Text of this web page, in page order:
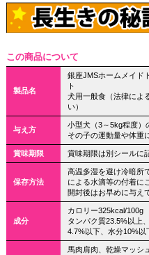
この商品について
製品名
銀座JMSホームメイド
ト
犬用一般食（法律によ
い）
与え方
小型犬（3～5kg程度）
その子の運動量や体重
賞味期限 賞味期限は別シールに
保存方法
高温多湿を避け冷暗所
による水滴等の付着に
開封後はお早めに与え
成分
カロリー325kcal/100g
タンパク質23.5%以上
4.7%以下、水分10%以
馬肉肩肉、乾燥マッシ